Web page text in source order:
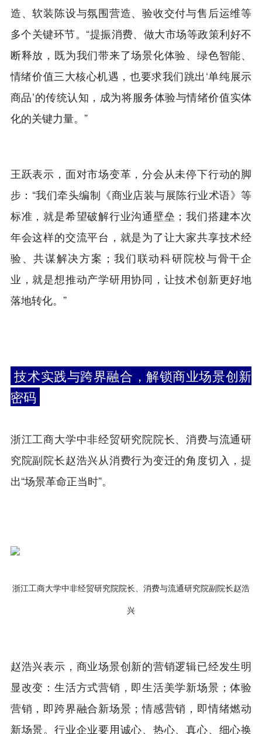
造、软装陈设与氛围营造、验收交付与售后运维等
多个关键环节。“提振消费、做大市场等政策利好不
断释放，既为我们带来了场景化体验、绿色智能、
情绪价值三大核心机遇，也要求我们跳出‘单纯展示
商品’的传统认知，成为将服务体验与情绪价值实体
化的关键力量。”
王跃表示，面对市场变革，分会从未停下行动的脚
步：“我们牵头编制《商业店装与展陈行业术语》等
标准，就是希望破解行业沟通壁垒；我们搭建本次
年会这样的交流平台，就是为了让大家共享技术经
验、共谋解决方案；我们联动科研院校与骨干企
业，就是想推动产学研用协同，让技术创新更好地
落地转化。”
技术实践与跨界融合，解锁商业场景创新
密码
浙江工商大学中非经贸研究院院长、消费与流通研
究院副院长赵浩兴从消费行为变迁的角度切入，提
出“场景革命正当时”。
浙江工商大学中非经贸研究院院长、消费与流通研究院副院长赵浩
兴
赵浩兴表示，商业场景创新的营销逻辑已经发生明
显改变：生活方式营销，即生活美学新场景；体验
营销，即跨界融合新场景；情感营销，即情绪燃动
新场景。行业企业要用诚心、热心、真心、细心换